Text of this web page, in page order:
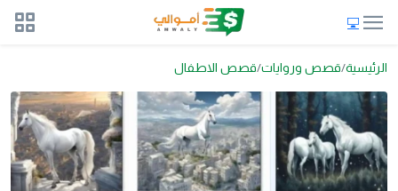
الرئيسية قصص وروايات قصص الاطفال